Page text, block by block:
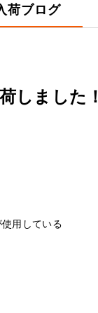
荷ブログ
しました！
使用している